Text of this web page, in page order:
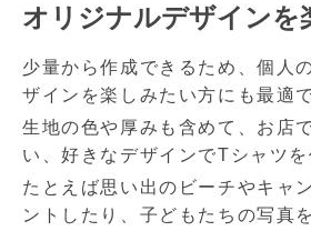
オリジナルデザインを
少量から作成できるため、個人
ザインを楽しみたい方にも最適で
生地の色や厚みも含めて、お店
い、好きなデザインでTシャツを
たとえば思い出のビーチやキャ
ントしたり、子どもたちの写真